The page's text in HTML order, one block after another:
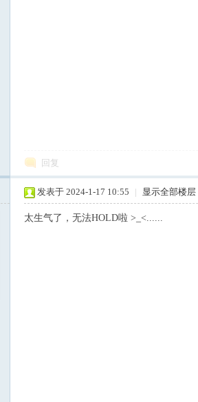
回复
发表于 2024-1-17 10:55 | 显示全部楼层
太生气了，无法HOLD啦 >_<......